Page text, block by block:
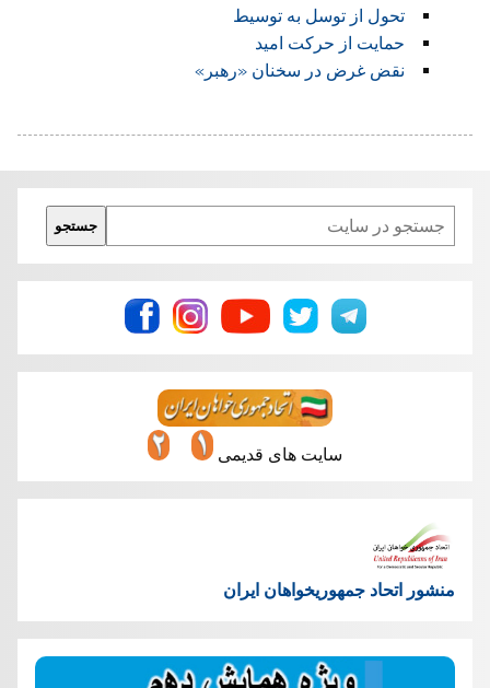
تحول از توسل به توسیط
حمایت از حرکت امید
نقض غرض در سخنان «رهبر»
Search
جستجو
سایت های قدیمی
منشور اتحاد جمهوریخواهان ایران